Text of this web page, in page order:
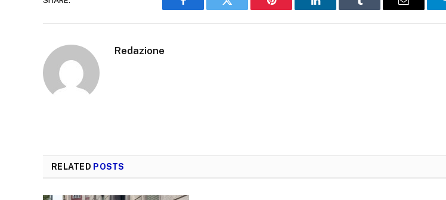
Facebook Twitter Pinterest LinkedIn Tumblr Email
Redazione
RELATED POSTS